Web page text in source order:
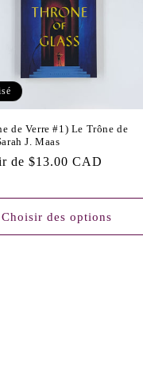
de Verre #1) Le Trône de
J. Maas
de $13.00 CAD
Choisir des options